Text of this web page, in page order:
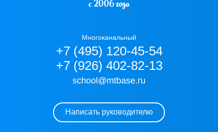
с 2006 года
Многоканальный
+7 (495) 120-45-54
+7 (926) 402-82-13
school@mtbase.ru
Написать руководителю